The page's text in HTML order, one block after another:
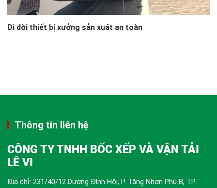
Di dời thiết bị xưởng sản xuất an toàn
Thông tin liên hệ
CÔNG TY TNHH BỐC XẾP VÀ VẬN TẢI
LÊ VI
Địa chỉ: 231/40/12 Dương Đình Hội, P. Tăng Nhơn Phú B, TP.